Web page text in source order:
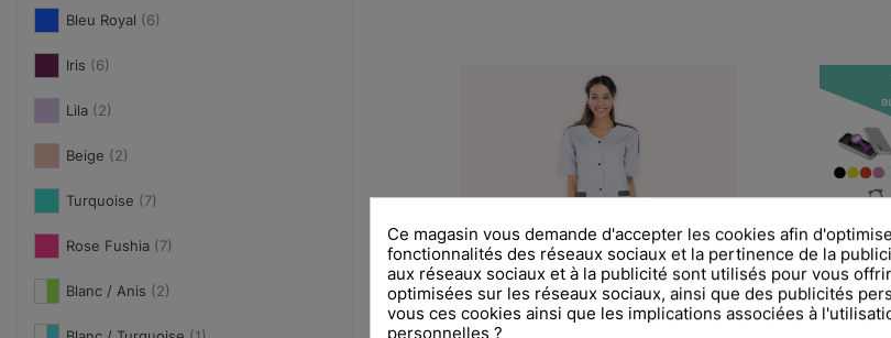
Bleu Royal (6)
Iris (6)
Lila (2)
Beige (2)
Turquoise (7)
Rose Fushia (7)
Blanc / Anis (2)
Ce magasin vous demande d'accepter les cookies afin
fonctionnalités des réseaux sociaux et la pertinence de la
aux réseaux sociaux et à la publicité sont utilisés pour vous
optimisées sur les réseaux sociaux, ainsi que des publicités
vous ces cookies ainsi que les implications associées à
personnelles ?